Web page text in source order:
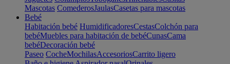
Mascotas ComederosJaulasCasetas para mascotas
Bebé
Habitación bebé HumidificadoresCestasColchón para
bebéMuebles para habitación de bebéCunasCama
bebéDecoración bebé
Paseo CocheMochilasAccesoriosCarrito ligero